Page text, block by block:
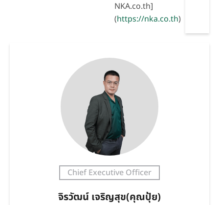
NKA.co.th]
(https://nka.co.th)
Chief Executive Officer
จิรวัฒน์ เจริญสุข(คุณปุ้ย)